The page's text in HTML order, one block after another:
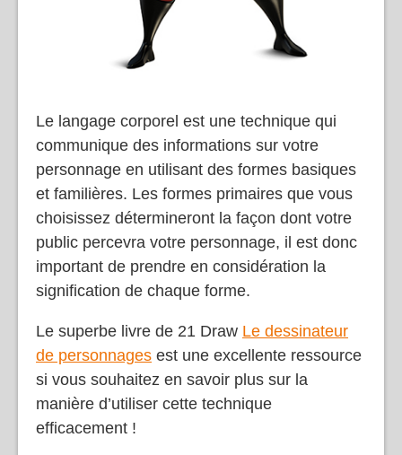
Le langage corporel est une technique qui
communique des informations sur votre
personnage en utilisant des formes basiques
et familières. Les formes primaires que vous
choisissez détermineront la façon dont votre
public percevra votre personnage, il est donc
important de prendre en considération la
signification de chaque forme.
Le superbe livre de 21 Draw Le dessinateur
de personnages est une excellente ressource
si vous souhaitez en savoir plus sur la
manière d’utiliser cette technique
efficacement !